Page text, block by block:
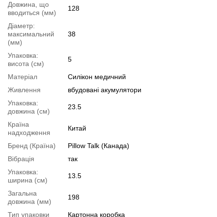
Довжина, що
вводиться (мм)
128
Діаметр:
максимальний
(мм)
38
Упаковка:
висота (см)
5
Матеріал
Силікон медичний
Живлення
вбудовані акумулятори
Упаковка:
довжина (см)
23.5
Країна
надходження
Китай
Бренд (Країна)
Pillow Talk (Канада)
Вібрація
так
Упаковка:
ширина (см)
13.5
Загальна
довжина (мм)
198
Тип упаковки Картонна коробка